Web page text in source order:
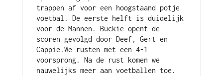
trappen af voor een hoogstaand potje
voetbal. De eerste helft is duidelijk
voor de Mannen. Buckie opent de
scoren gevolgd door Deef, Gert en
Cappie.We rusten met een 4-1
voorsprong. Na de rust komen we
nauwelijks meer aan voetballen toe.